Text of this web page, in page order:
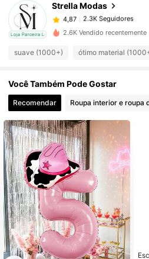
Loja Parceira Local
Strella Modas
4,87
2.3K Seguidores
e***m
1 dia atrás
2.3K Seguidores
4,87 2.3K Seguidores
4,87 2.3K Seguidores
4,87 2.3K Seguidores
4,87 2.3K Seguidores
4,87 2.3K Seguidores
2.6K Vendido recentemente
suave (1000+) ótimo material
Você Também Pode Gostar
Recomendar Roupa interior e roupa